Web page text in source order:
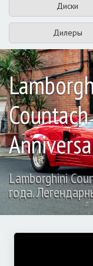
Диски
Дилеры
Lamborghini
года.